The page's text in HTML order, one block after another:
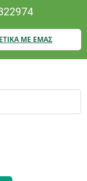
ΜΕ ΕΜΑΣ